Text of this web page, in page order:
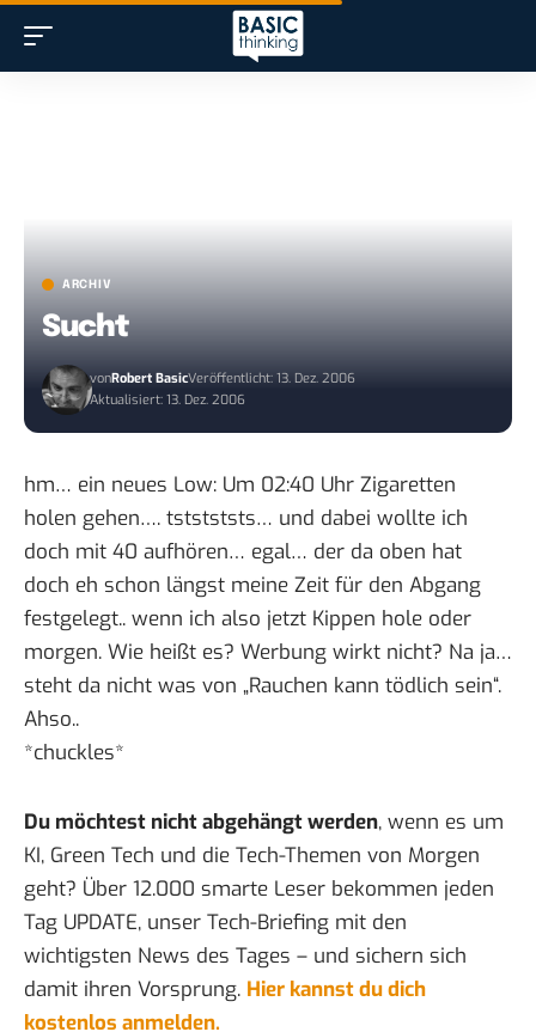
ARCHIV
Sucht
vonRobert BasicVeröffentlicht: 13. Dez. 2006
Aktualisiert: 13. Dez. 2006
hm… ein neues Low: Um 02:40 Uhr Zigaretten
holen gehen…. tststststs… und dabei wollte ich
doch mit 40 aufhören… egal… der da oben hat
doch eh schon längst meine Zeit für den Abgang
festgelegt.. wenn ich also jetzt Kippen hole oder
morgen. Wie heißt es? Werbung wirkt nicht? Na ja…
steht da nicht was von „Rauchen kann tödlich sein“.
Ahso..
*chuckles*
Du möchtest nicht abgehängt werden, wenn es um
KI, Green Tech und die Tech-Themen von Morgen
geht? Über 12.000 smarte Leser bekommen jeden
Tag UPDATE, unser Tech-Briefing mit den
wichtigsten News des Tages – und sichern sich
damit ihren Vorsprung. Hier kannst du dich
kostenlos anmelden.